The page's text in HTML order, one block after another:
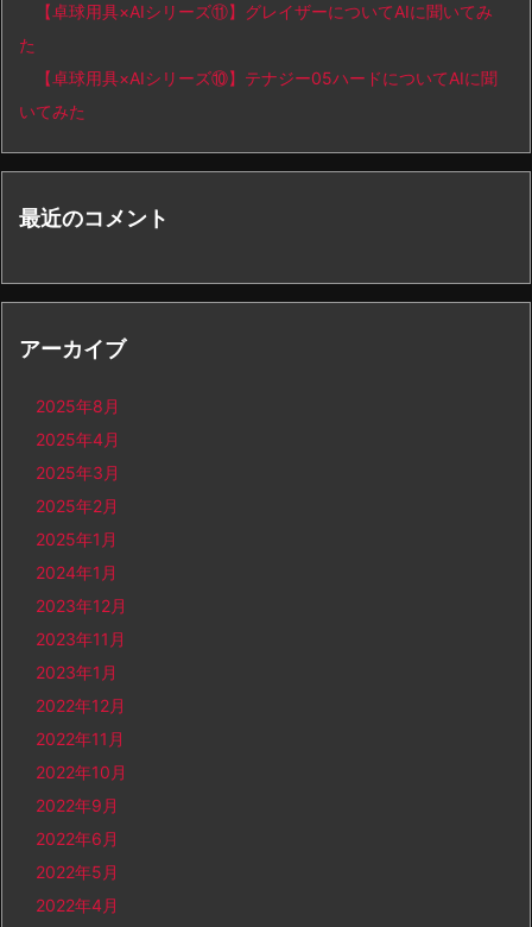
【卓球用具×AIシリーズ⑪】グレイザーについてAIに聞いてみ
た
【卓球用具×AIシリーズ⑩】テナジー05ハードについてAIに聞
いてみた
最近のコメント
アーカイブ
2025年8月
2025年4月
2025年3月
2025年2月
2025年1月
2024年1月
2023年12月
2023年11月
2023年1月
2022年12月
2022年11月
2022年10月
2022年9月
2022年6月
2022年5月
2022年4月